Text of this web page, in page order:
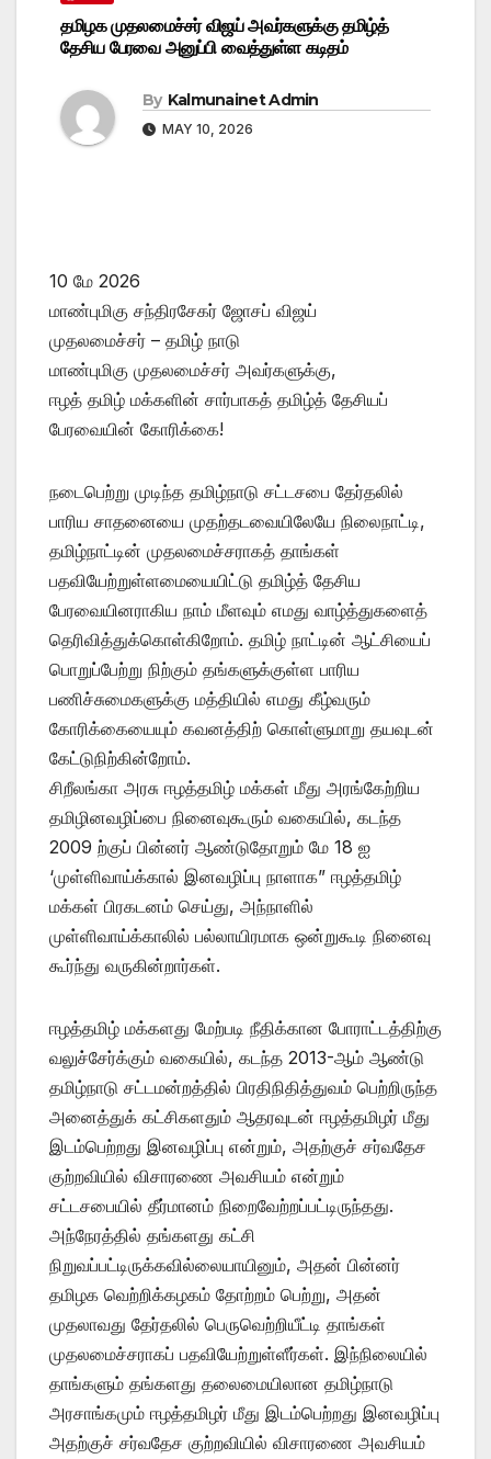
தமிழக முதலமைச்சர் விஜய் அவர்களுக்கு தமிழ்த்
தேசிய பேரவை அனுப்பி வைத்துள்ள கடிதம்
By Kalmunainet Admin
MAY 10, 2026
10 மே 2026
மாண்புமிகு சந்திரசேகர் ஜோசப் விஜய்
முதலமைச்சர் – தமிழ் நாடு
மாண்புமிகு முதலமைச்சர் அவர்களுக்கு,
ஈழத் தமிழ் மக்களின் சார்பாகத் தமிழ்த் தேசியப்
பேரவையின் கோரிக்கை!
நடைபெற்று முடிந்த தமிழ்நாடு சட்டசபை தேர்தலில்
பாரிய சாதனையை முதற்தடவையிலேயே நிலைநாட்டி,
தமிழ்நாட்டின் முதலமைச்சராகத் தாங்கள்
பதவியேற்றுள்ளமையையிட்டு தமிழ்த் தேசிய
பேரவையினராகிய நாம் மீளவும் எமது வாழ்த்துகளைத்
தெரிவித்துக்கொள்கிறோம். தமிழ் நாட்டின் ஆட்சியைப்
பொறுப்பேற்று நிற்கும் தங்களுக்குள்ள பாரிய
பணிச்சுமைகளுக்கு மத்தியில் எமது கீழ்வரும்
கோரிக்கையையும் கவனத்திற் கொள்ளுமாறு தயவுடன்
கேட்டுநிற்கின்றோம்.
சிறீலங்கா அரசு ஈழத்தமிழ் மக்கள் மீது அரங்கேற்றிய
தமிழினவழிப்பை நினைவுகூரும் வகையில், கடந்த
2009 ற்குப் பின்னர் ஆண்டுதோறும் மே 18 ஐ
‘முள்ளிவாய்க்கால் இனவழிப்பு நாளாக” ஈழத்தமிழ்
மக்கள் பிரகடனம் செய்து, அந்நாளில்
முள்ளிவாய்க்காலில் பல்லாயிரமாக ஒன்றுகூடி நினைவு
கூர்ந்து வருகின்றார்கள்.
ஈழத்தமிழ் மக்களது மேற்படி நீதிக்கான போராட்டத்திற்கு
வலுச்சேர்க்கும் வகையில், கடந்த 2013-ஆம் ஆண்டு
தமிழ்நாடு சட்டமன்றத்தில் பிரதிநிதித்துவம் பெற்றிருந்த
அனைத்துக் கட்சிகளதும் ஆதரவுடன் ஈழத்தமிழர் மீது
இடம்பெற்றது இனவழிப்பு என்றும், அதற்குச் சர்வதேச
குற்றவியில் விசாரணை அவசியம் என்றும்
சட்டசபையில் தீர்மானம் நிறைவேற்றப்பட்டிருந்தது.
அந்நேரத்தில் தங்களது கட்சி
நிறுவப்பட்டிருக்கவில்லையாயினும், அதன் பின்னர்
தமிழக வெற்றிக்கழகம் தோற்றம் பெற்று, அதன்
முதலாவது தேர்தலில் பெருவெற்றியீட்டி தாங்கள்
முதலமைச்சராகப் பதவியேற்றுள்ளீர்கள். இந்நிலையில்
தாங்களும் தங்களது தலைமையிலான தமிழ்நாடு
அரசாங்கமும் ஈழத்தமிழர் மீது இடம்பெற்றது இனவழிப்பு
அதற்குச் சர்வதேச குற்றவியில் விசாரணை அவசியம்